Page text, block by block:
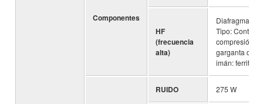
Componentes
HF
(frecuencia
alta)
Diafragma:
Tipo:
compresión de
garganta de 1
imán: ferrita
RUIDO 275 W